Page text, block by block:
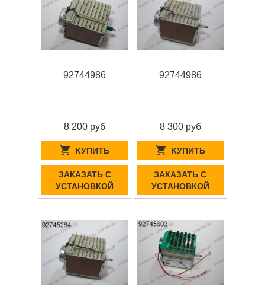
92744986
8 200 руб
КУПИТЬ
ЗАКАЗАТЬ С
УСТАНОВКОЙ
92744986
8 300 руб
КУПИТЬ
ЗАКАЗАТЬ С
УСТАНОВКОЙ